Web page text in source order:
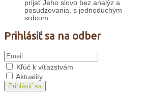
prijať Jeho slovo bez analýz a
posudzovania, s jednoduchým
srdcom.
Prihlásiť sa na odber
Kľúč k víťazstvám
Aktuality
Prihlásiť sa